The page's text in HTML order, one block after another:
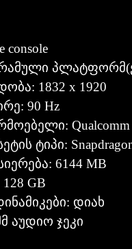
console
1832 x 1920
90 Hz
Qualcomm
ტიპი:
6144 MB
GB
დიახ
აუდიო ჯეკი